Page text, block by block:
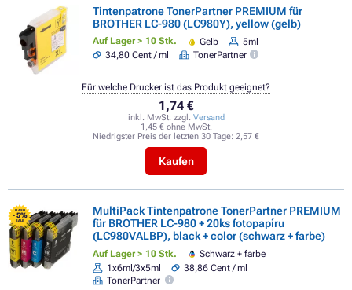
Tintenpatrone TonerPartner PREMIUM für
BROTHER LC-980 (LC980Y), yellow (gelb)
Auf Lager > 10 Stk. Gelb
5ml
34,80 Cent / ml
TonerPartner
1,74 €
inkl. MwSt. zzgl. Versand
1,45 € ohne MwSt.
Niedrigster Preis der letzten 30 Tage: 2,57 €
Kaufen
Für welche Drucker ist das Produkt geeignet?
FLASH
- 5%
SALE
MultiPack Tintenpatrone TonerPartner PREMIUM
für BROTHER LC-980 + 20ks fotopapíru
(LC980VALBP), black + color (schwarz + farbe)
Auf Lager > 10 Stk.
Schwarz + farbe
1x6ml/3x5ml
38,86 Cent / ml
TonerPartner